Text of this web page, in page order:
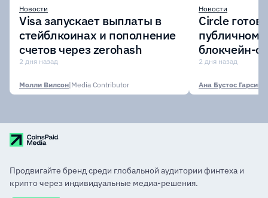
Новости
Visa запускает выплаты в
стейблкоинах и пополнение
счетов через zerohash
2 дня назад
Молли Вилсон|Media Contributor
Новости
Circle
публичному
блокчейн-
участии
2 дня назад
Ана Бустос Гарсия
Продвигайте бренд среди глобальной аудитории финтеха и
крипто через индивидуальные медиа-решения.